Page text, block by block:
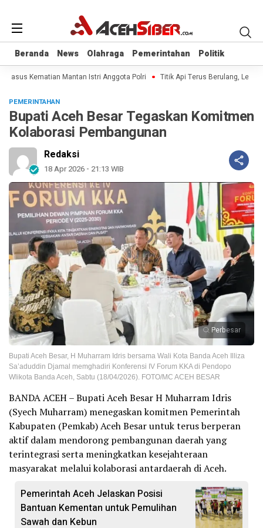
Beranda News Olahraga Pemerintahan Politik
Beranda News Olahraga Pemerintahan Politik
Kematian Mantan Istri Anggota Polri Titik Api Terus Berulang,
PEMERINTAHAN
Bupati Aceh Besar Tegaskan Komitmen
Kolaborasi Pembangunan
Redaksi
18 Apr 2026 - 21:13 WIB
Perbesar
Bupati Aceh Besar, H Muharram Idris bersama Wali Kota Banda Aceh Illiza
Sa’aduddin Djamal memghadiri Konferensi IV Forum KKA di Pendopo
Wlikota Banda Aceh, Sabtu (18/04/2026). FOTO/MC ACEH BESAR
BANDA ACEH – Bupati Aceh Besar H Muharram Idris
(Syech Muharram) menegaskan komitmen Pemerintah
Kabupaten (Pemkab) Aceh Besar untuk terus berperan
aktif dalam mendorong pembangunan daerah yang
terintegrasi serta meningkatkan kesejahteraan
masyarakat melalui kolaborasi antardaerah di Aceh.
Pemerintah Aceh Jelaskan Posisi
Bantuan Kementan untuk Pemulihan
Sawah dan Kebun